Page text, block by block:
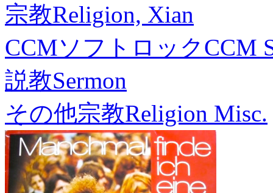
宗教Religion, Xian
CCMソフトロックCCM
説教Sermon
その他宗教Religion Misc.